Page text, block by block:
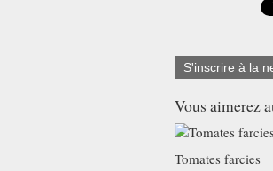
S'inscrire à la
Vous aimerez
Tomates farcies